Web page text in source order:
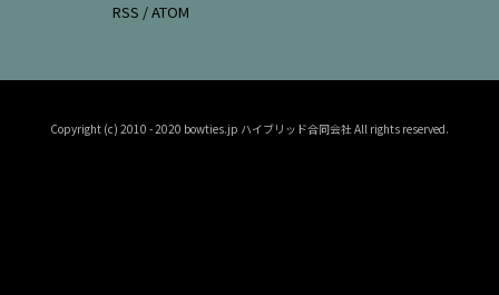
RSS /ATOM
Copyright (c) 2010 - 2020 bowties.jp ハイブリッド合同会社 All rights reserved.